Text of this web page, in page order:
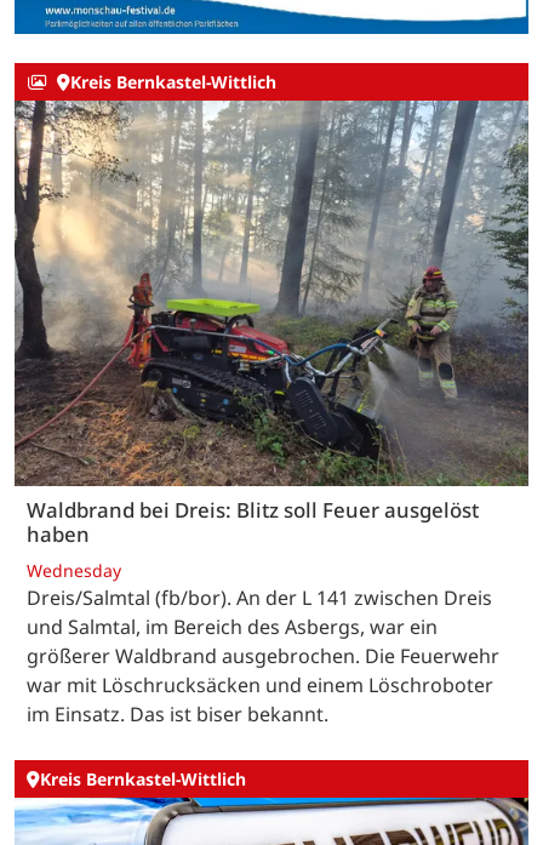
Kreis Bernkastel-Wittlich
Waldbrand bei Dreis: Blitz soll Feuer ausgelöst
haben
Wednesday
Dreis/Salmtal (fb/bor). An der L 141 zwischen Dreis
und Salmtal, im Bereich des Asbergs, war ein
größerer Waldbrand ausgebrochen. Die Feuerwehr
war mit Löschrucksäcken und einem Löschroboter
im Einsatz. Das ist biser bekannt.
Kreis Bernkastel-Wittlich